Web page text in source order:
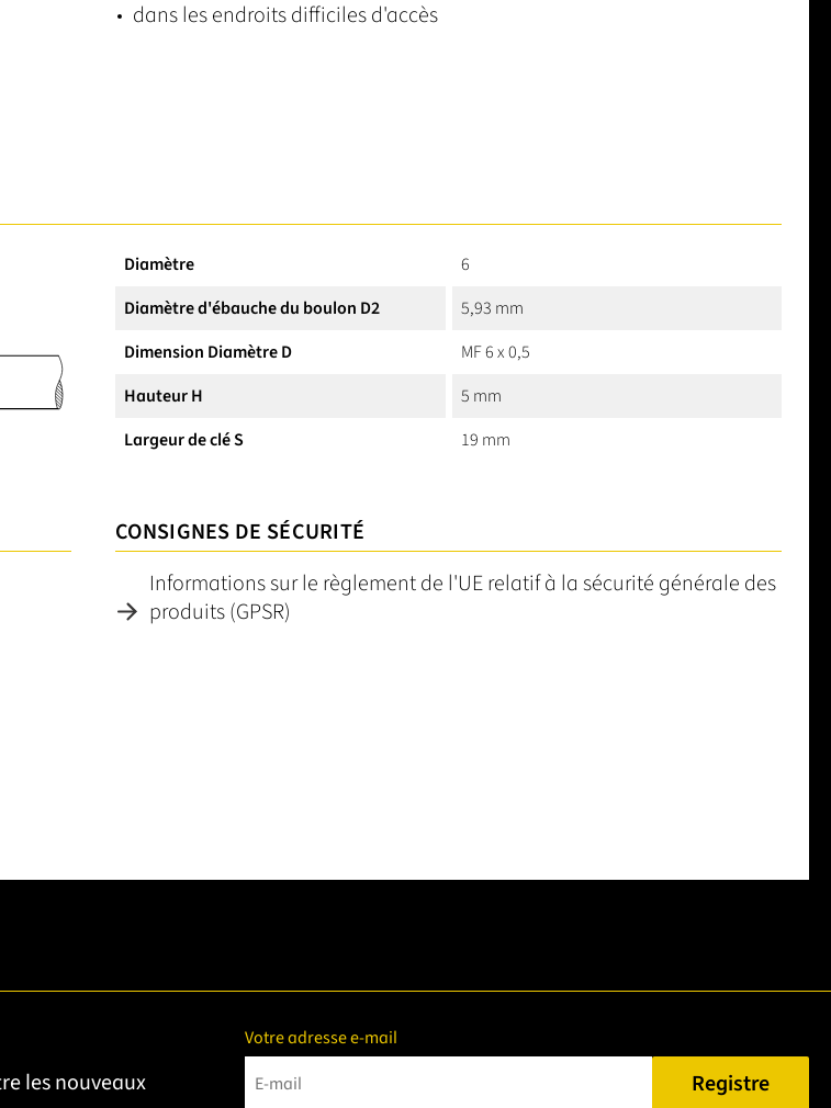
dans les endroits difficiles d'accès
Diamètre
6
Diamètre d'ébauche du boulon D2
5,93 mm
Dimension Diamètre D
MF 6 x 0,5
Hauteur H
5 mm
Largeur de clé S
19 mm
CONSIGNES DE SÉCURITÉ
Informations sur le règlement de l'UE relatif à la sécurité générale des
produits (GPSR)
les nouveaux
Votre adresse e-mail
Registre